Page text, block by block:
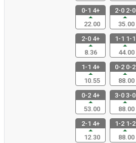
0-1 4+
22.00
2-0 2-0
35.00
2-0 4+
8.36
1-1 1-1
44.00
1-1 4+
10.55
0-2 0-2
88.00
0-2 4+
53.00
3-0 3-0
88.00
2-1 4+
12.30
1-2 1-2
88.00